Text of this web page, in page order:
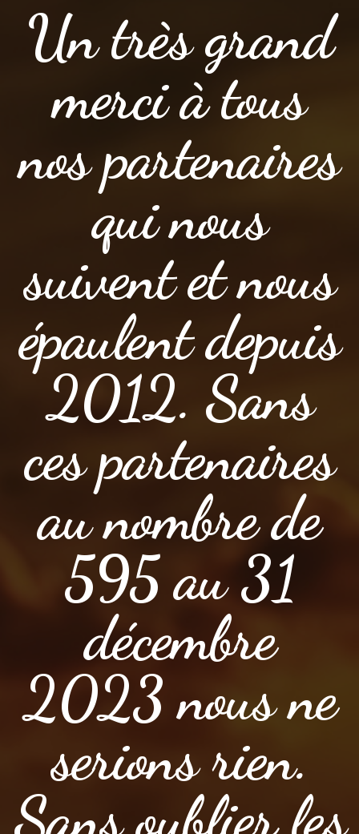
Un très grand
merci à tous
nos partenaires
qui nous
suivent et nous
épaulent depuis
2012. Sans
ces partenaires
au nombre de
595 au 31
décembre
2023 nous ne
serions rien.
Sans oublier les